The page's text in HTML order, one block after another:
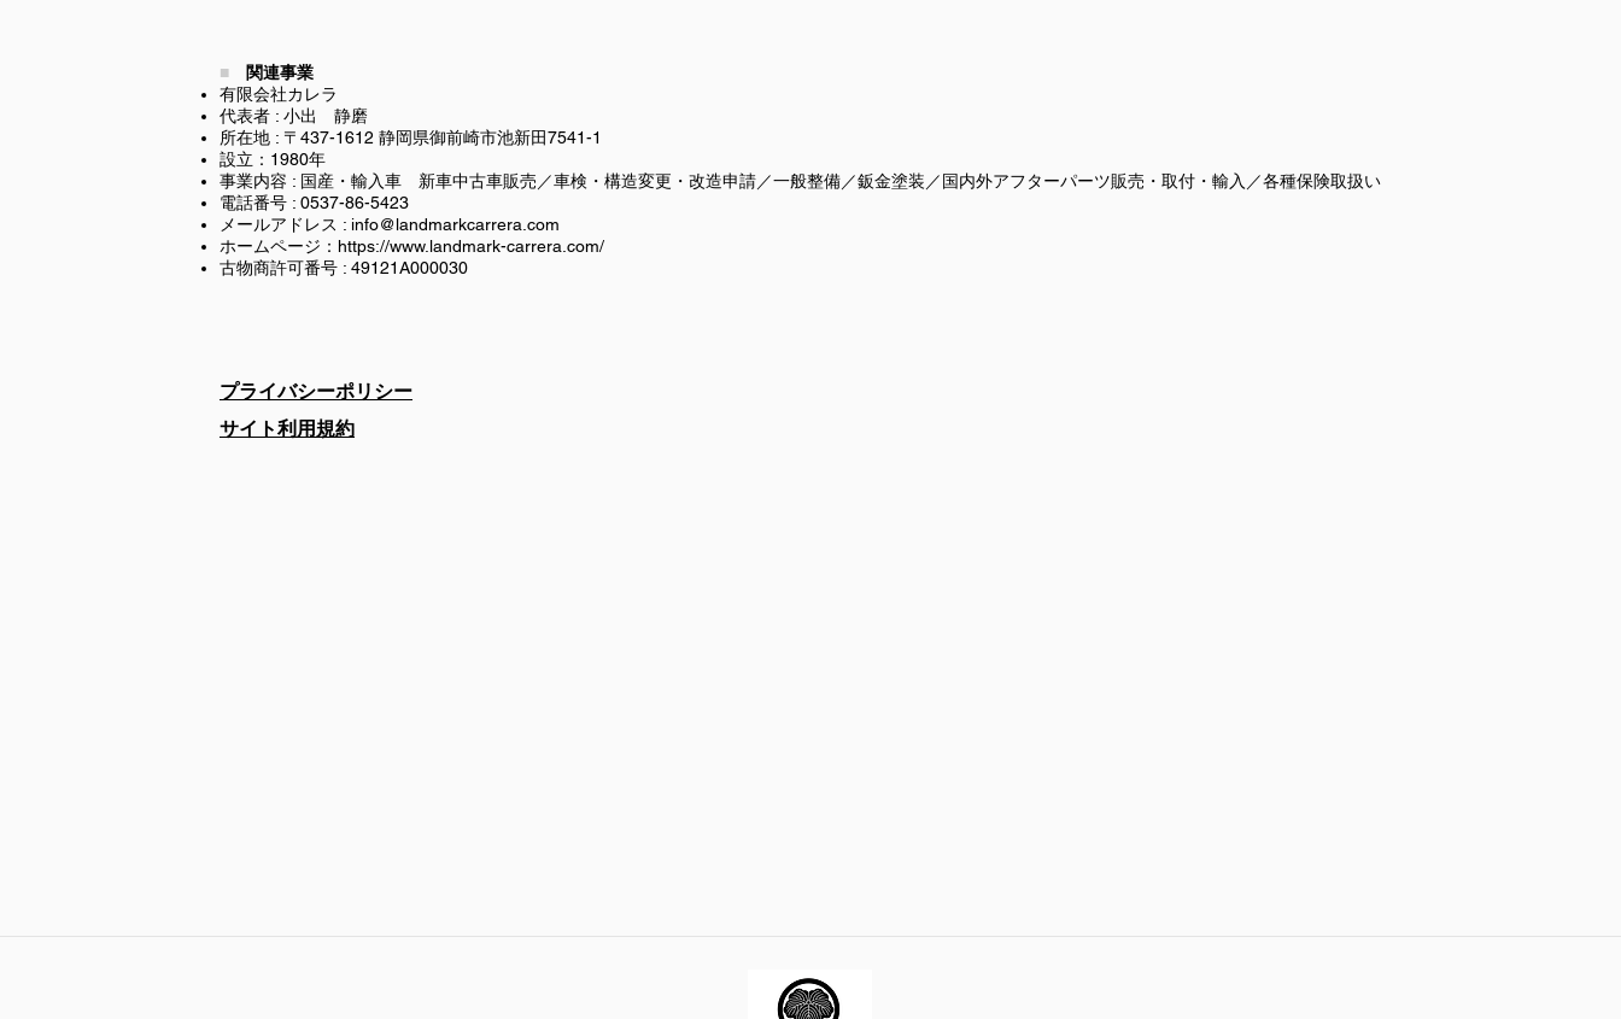
■
関連事業
有限会社カレラ
​代表者 : 小出 静磨
所在地 : 〒437-1612 静岡県御前崎市池新田7541-1
設立：1980年
事業内容 : 国産・輸入車 新車中古車販売／車検・構造変更・改造申請／一般整備／鈑金塗装／国内外アフターパーツ販売・取付・輸入／各種保険取扱い
電話番号 : 0537-86-5423
​メールアドレス : info@landmarkcarrera.com
ホームページ： https://www.landmark-carrera.com/
古物商許可番号 : 49121A000030
プライバシーポリシー
サイト利用規約